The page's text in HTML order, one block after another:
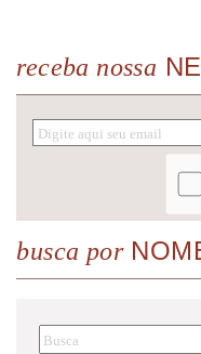
receba nossa
busca por